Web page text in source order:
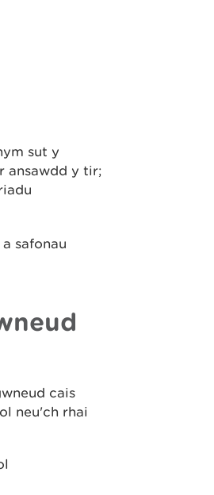
sut y
ansawdd y tir;
safonau
cais
neu'ch rhai